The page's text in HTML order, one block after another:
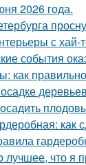
2026 года.
с хай-
события
как
как
лучшее, что я